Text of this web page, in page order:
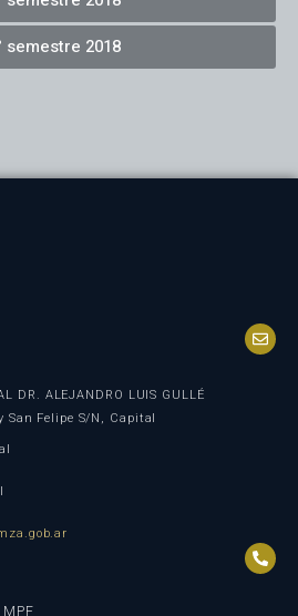
semestre 2018
DR. ALEJANDRO LUIS GULLÉ
Felipe S/N, Capital
MPF